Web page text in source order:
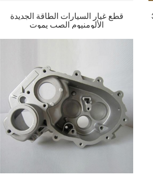
قطع غيار السيارات الطاقة الجديدة
الألومنيوم الصب يموت